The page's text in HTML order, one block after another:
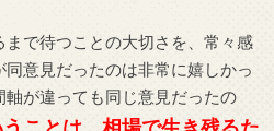
で待つことの大切さを、常々感
意見だったのは非常に嬉しかっ
が違っても同じ意見だったの